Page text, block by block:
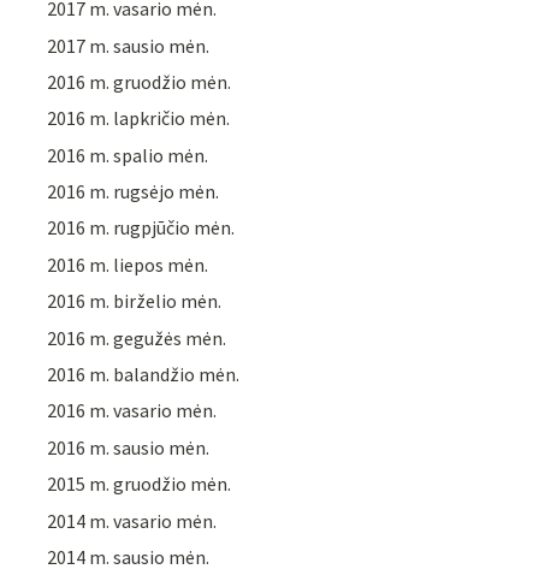
2017 m. vasario mėn.
2017 m. sausio mėn.
2016 m. gruodžio mėn.
2016 m. lapkričio mėn.
2016 m. spalio mėn.
2016 m. rugsėjo mėn.
2016 m. rugpjūčio mėn.
2016 m. liepos mėn.
2016 m. birželio mėn.
2016 m. gegužės mėn.
2016 m. balandžio mėn.
2016 m. vasario mėn.
2016 m. sausio mėn.
2015 m. gruodžio mėn.
2014 m. vasario mėn.
2014 m. sausio mėn.